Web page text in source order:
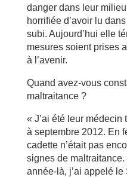
danger dans leur
horrifiée d’avoir lu
subi. Aujourd’hui elle
mesures soient prises
à l’avenir.
Quand avez-vous
maltraitance ?
« J’ai été leur
à septembre 2012. En
cadette n’était pas
signes de
année-là, j’ai appelé